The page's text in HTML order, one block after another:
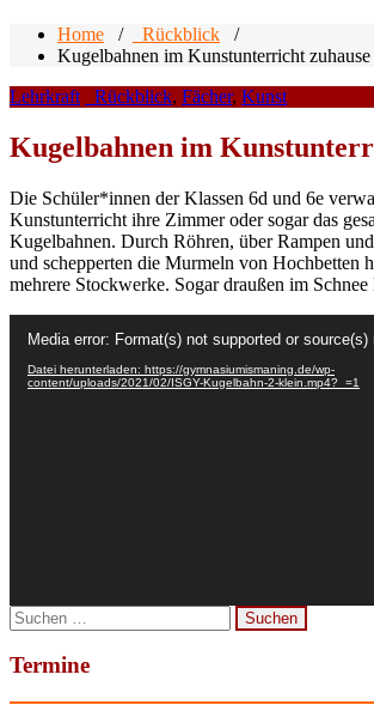
Home / _Rückblick /
Kugelbahnen im Kunstunterricht zuhause
Lehrkraft
_Rückblick, Fächer, Kunst
Kugelbahnen im
Die Schüler*innen der Klassen 6d und 6e
Kunstunterricht ihre Zimmer oder sogar das
Kugelbahnen. Durch Röhren, über Rampen
und schepperten die Murmeln von Hochbetten
mehrere Stockwerke. Sogar draußen im Schnee
Player
Media error: Format(s) not supported or source(s)
Datei herunterladen: https://gymnasiumismaning.de/wp-
content/uploads/2021/02/ISGY-Kugelbahn-2-klein.mp4?_=1
Suchen
nach:
Termine